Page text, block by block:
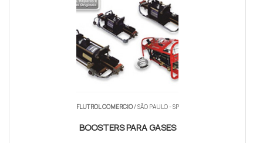
FLUTROL COMERCIO/ SÃO PAULO - SP
BOOSTERS PARA GASES